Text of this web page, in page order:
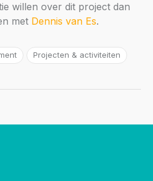
willen over dit project dan
met Dennis van Es.
Projecten & activiteiten